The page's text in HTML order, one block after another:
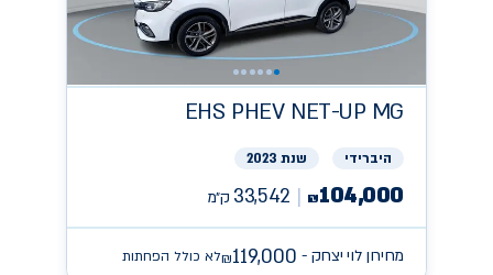
MG
EHS PHEV NET-UP
היברידי שנת 2023
₪104,000
33,542 ק״מ
מחירון לוי יצחק - ₪119,000 לא כולל הפחתות